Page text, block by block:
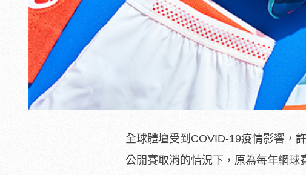
全球體壇受到COVID-19疫情影響，
公開賽取消的情況下，原為每年網球